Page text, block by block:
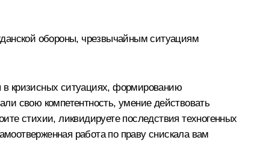
обороны, чрезвычайным ситуациям
кризисных ситуациях, формированию
свою компетентность, умение действовать
стихии, ликвидируете последствия техногенных
работа по праву снискала вам